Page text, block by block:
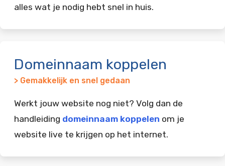
alles wat je nodig hebt snel in huis.
Domeinnaam koppelen
> Gemakkelijk en snel gedaan
Werkt jouw website nog niet? Volg dan de
handleiding domeinnaam koppelen om je
website live te krijgen op het internet.